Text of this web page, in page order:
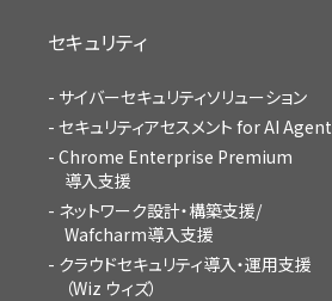
セキュリティ
サイバーセキュリティソリューション
セキュリティアセスメント for AI Agent
Chrome Enterprise Premium
導入支援
ネットワーク設計・構築支援/
Wafcharm導入支援
クラウドセキュリティ導入・運用支援
（Wiz ウィズ）